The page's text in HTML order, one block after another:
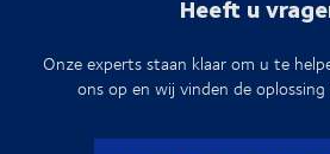
Heeft u
Onze experts staan klaar om u te
ons op en wij vinden de